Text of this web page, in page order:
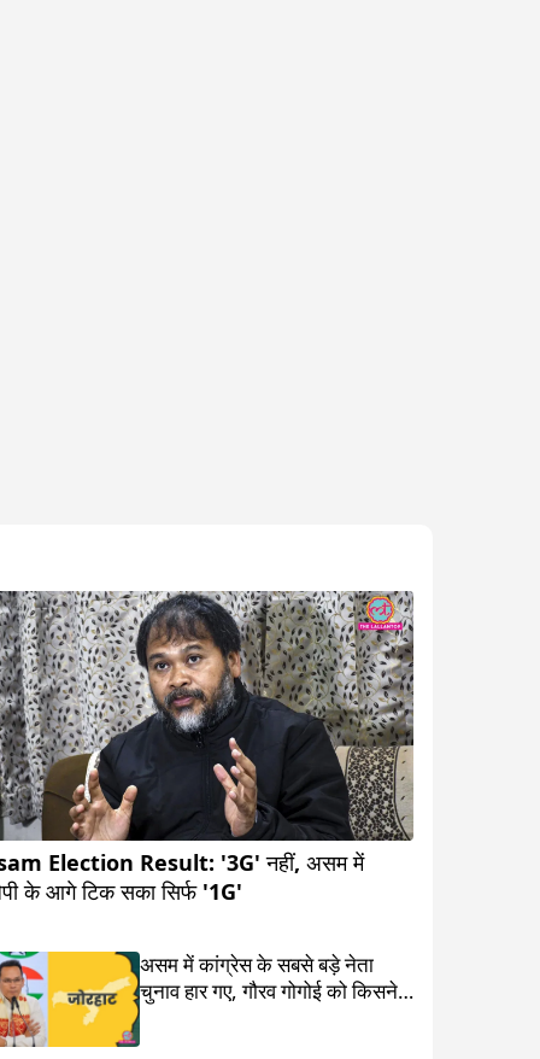
Election Result: '3G' नहीं, असम में
के आगे टिक सका सिर्फ '1G'
असम में कांग्रेस के सबसे बड़े नेता
चुनाव हार गए, गौरव गोगोई को किसने दे
दी मात?